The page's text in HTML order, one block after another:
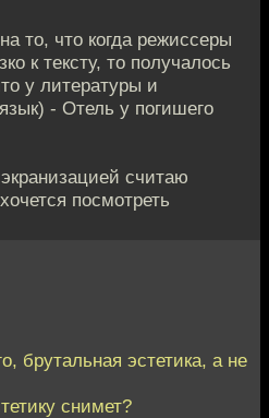
то, что когда режиссеры
к тексту, то получалось
у литературы и
- Отель у погишего
считаю
посмотреть
брутальная эстетика, а не
снимет?